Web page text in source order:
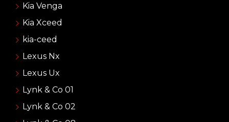
Kia Venga
Kia Xceed
kia-ceed
Lexus Nx
Lexus Ux
Lynk & Co 01
Lynk & Co 02